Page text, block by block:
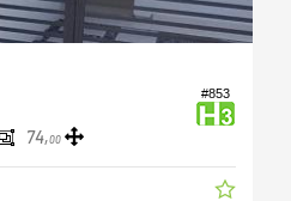
#853
74,00